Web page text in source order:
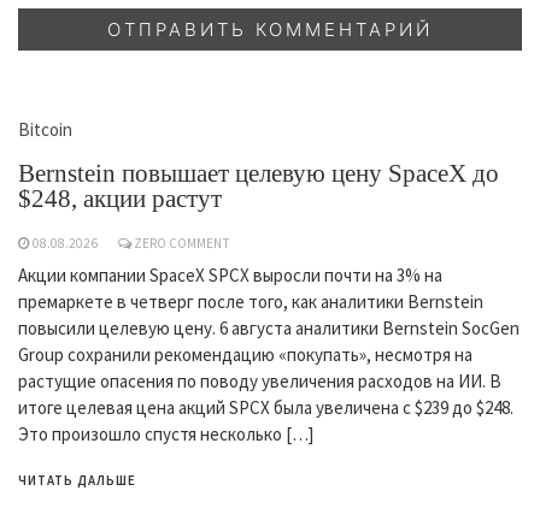
Bitcoin
Bernstein повышает целевую цену SpaceX до
$248, акции растут
08.08.2026 ZERO COMMENT
Акции компании SpaceX SPCX выросли почти на 3% на
премаркете в четверг после того, как аналитики Bernstein
повысили целевую цену. 6 августа аналитики Bernstein SocGen
Group сохранили рекомендацию «покупать», несмотря на
растущие опасения по поводу увеличения расходов на ИИ. В
итоге целевая цена акций SPCX была увеличена с $239 до $248.
Это произошло спустя несколько […]
ЧИТАТЬ ДАЛЬШЕ